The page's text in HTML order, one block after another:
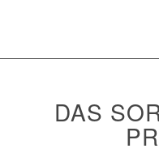
DAS